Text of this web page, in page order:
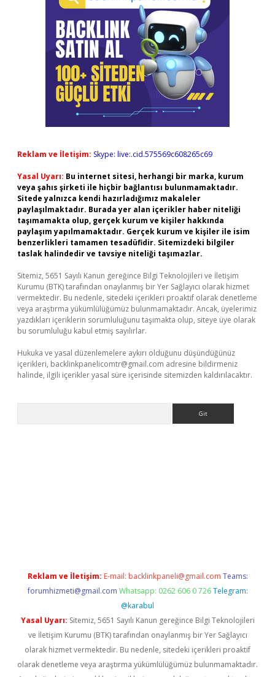
Reklam ve İletişim: Skype: live:.cid.575569c608265c69
Yasal Uyarı: Bu internet sitesi, herhangi bir marka, kurum
veya şahıs şirketi ile hiçbir bağlantısı bulunmamaktadır.
Sitede yalnızca kendi hazırladığımız makaleler
paylaşılmaktadır. Burada yer alan içerikler haber niteliği
taşımamakta olup, gerçek kurum ve kişiler hakkında
paylaşım yapılmamaktadır. Gerçek kurum ve kişiler ile isim
benzerlikleri tamamen tesadüfidir. Sitemizdeki bilgiler
taslak halindedir ve tavsiye niteliği taşımazlar.
Sitemiz, 5651 Sayılı Kanun gereğince Bilgi Teknolojileri ve İletişim
Kurumu (BTK) tarafından onaylanmış bir Yer Sağlayıcı olarak hizmet
vermektedir. Bu nedenle, sitedeki içerikleri proaktif olarak denetleme
veya araştırma yükümlülüğümüz bulunmamaktadır. Ancak, üyelerimiz
yazdıkları içeriklerin sorumluluğunu taşımakta olup, siteye üye olarak
bu sorumluluğu kabul etmiş sayılırlar.
Hukuka ve yasal düzenlemelere aykırı olduğunu düşündüğünüz
içerikleri, backlinkpanelicomtr@gmail.com adresine bildirmeniz
halinde, ilgili içerikler yasal süre içerisinde sitemizden kaldırılacaktır.
Reklam ve İletişim: E-mail: backlinkpaneli@gmail.com Teams:
forumhizmeti@gmail.com Whatsapp: 0262 606 0 726 Telegram:
@karabul
Yasal Uyarı: Sitemiz, 5651 Sayılı Kanun gereğince Bilgi Teknolojileri
ve İletişim Kurumu (BTK) tarafından onaylanmış bir Yer Sağlayıcı
olarak hizmet vermektedir. Bu nedenle, sitedeki içerikleri proaktif
olarak denetleme veya araştırma yükümlülüğümüz bulunmamaktadır.